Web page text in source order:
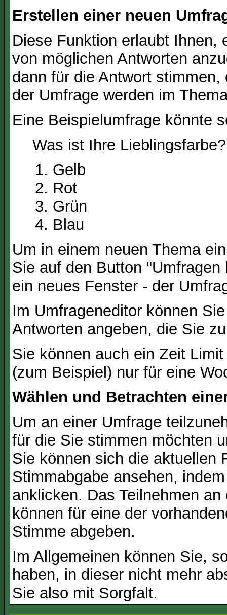
Erstellen einer neuen
Diese Funktion erlaubt Ihnen,
von möglichen Antworten
dann für die Antwort
der Umfrage werden im
Eine Beispielumfrage könnte
Was ist Ihre Lieblingsfarbe?
Gelb
Rot
Grün
Blau
Um in einem neuen Thema
Sie auf den Button
ein neues Fenster - der
Im Umfrageneditor können
Antworten angeben, die Sie
Sie können auch ein Zeit
(zum Beispiel) nur für eine
Wählen und Betrachten
Um an einer Umfrage
für die Sie stimmen möchten
Sie können sich die aktuellen
Stimmabgabe ansehen,
anklicken. Das Teilnehmen
können für eine der
Stimme abgeben.
Im Allgemeinen können Sie,
haben, in dieser nicht mehr
Sie also mit Sorgfalt.